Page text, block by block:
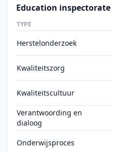
Education inspectorate
TYPE
Herstelonderzoek
Kwaliteitszorg
Kwaliteitscultuur
Verantwoording en
dialoog
Onderwijsproces